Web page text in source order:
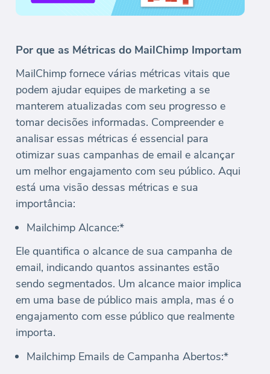
Por que as Métricas do MailChimp Importam
MailChimp fornece várias métricas vitais que
podem ajudar equipes de marketing a se
manterem atualizadas com seu progresso e
tomar decisões informadas. Compreender e
analisar essas métricas é essencial para
otimizar suas campanhas de email e alcançar
um melhor engajamento com seu público. Aqui
está uma visão dessas métricas e sua
importância:
Mailchimp Alcance:*
Ele quantifica o alcance de sua campanha de
email, indicando quantos assinantes estão
sendo segmentados. Um alcance maior implica
em uma base de público mais ampla, mas é o
engajamento com esse público que realmente
importa.
Mailchimp Emails de Campanha Abertos:*